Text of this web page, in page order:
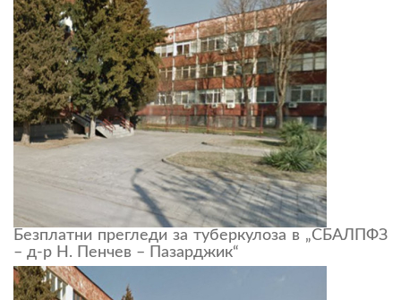
Безплатни прегледи за туберкулоза в „СБАЛПФЗ
– д-р Н. Пенчев – Пазарджик“